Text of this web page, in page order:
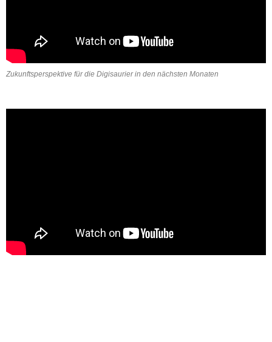
Zukunftsperspektive für die Digisaurier in den nächsten Monaten